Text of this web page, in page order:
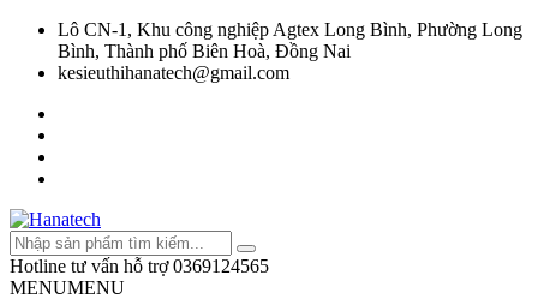
Lô CN-1, Khu công nghiệp Agtex Long Bình, Phường Long
Bình, Thành phố Biên Hoà, Đồng Nai
kesieuthihanatech@gmail.com
Hotline tư vấn hỗ trợ 0369124565
MENUMENU